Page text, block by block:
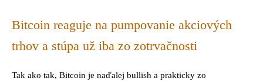
Bitcoin reaguje na pumpovanie akciových
trhov a stúpa už iba zo zotrvačnosti
Tak ako tak, Bitcoin je naďalej bullish a prakticky zo